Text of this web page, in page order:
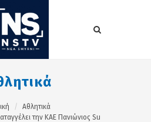
Αθλητικά
την ΚΑΕ Πανιώνιος Su